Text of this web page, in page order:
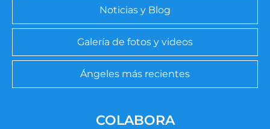
Noticias y Blog
Galería de fotos y videos
Ángeles más recientes
COLABORA